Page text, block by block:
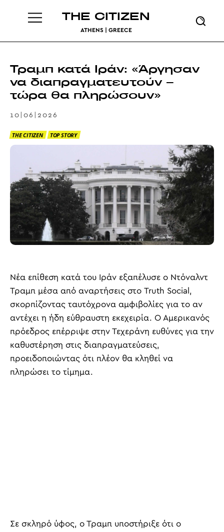
THE CITIZEN
ATHENS | GREECE
Τραμπ κατά Ιράν: «Άργησαν
να διαπραγματευτούν –
τώρα θα πληρώσουν»
10|06|2026
THE CITIZEN TOP STORY
Νέα επίθεση κατά του Ιράν εξαπέλυσε ο Ντόναλντ
Τραμπ μέσα από αναρτήσεις στο Truth Social,
σκορπίζοντας ταυτόχρονα αμφιβολίες για το αν
αντέχει η ήδη εύθραυστη εκεχειρία. Ο Αμερικανός
πρόεδρος επέρριψε στην Τεχεράνη ευθύνες για την
καθυστέρηση στις διαπραγματεύσεις,
προειδοποιώντας ότι πλέον θα κληθεί να
πληρώσει το τίμημα.
Σε σκληρό ύφος, ο Τραμπ υποστήριξε ότι ο